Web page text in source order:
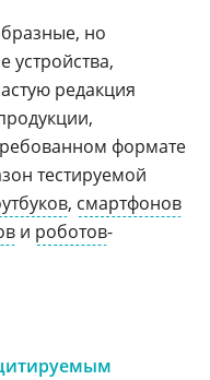
но
устройства,
редакция
формате
тестируемой
, смартфонов
и роботов-